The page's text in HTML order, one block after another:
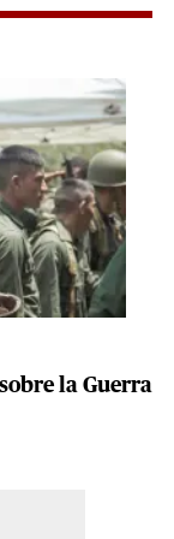
la Guerra